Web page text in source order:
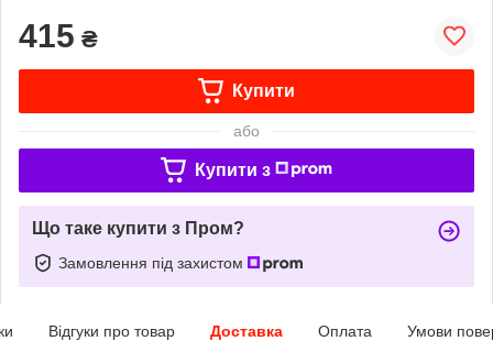
415 ₴
Купити
або
Купити з
Що таке купити з Пром?
Замовлення під захистом
Відгуки про товар Доставка Оплата Умови